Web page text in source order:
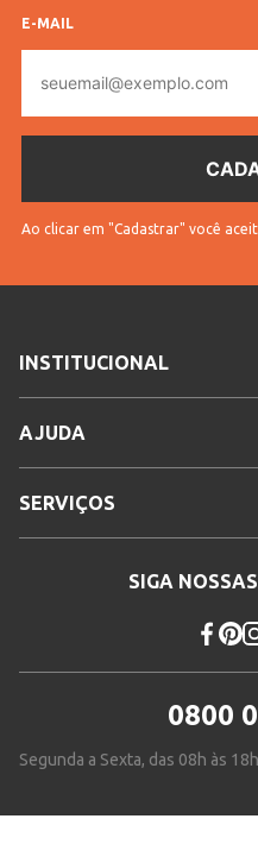
Pompéia
52144
Vendido
Código
Completo
troca
E-MAIL
mail
Ao clicar em "Cadastrar" você
INSTITUCIONAL
AJUDA
SERVIÇOS
SIGA
0800
Segunda a Sexta, das 08h às